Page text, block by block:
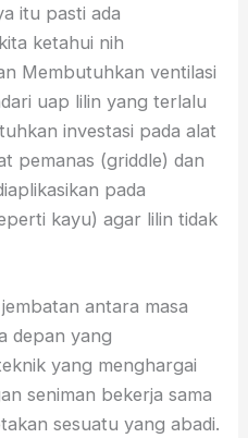
itu pasti ada
ketahui nih
Membutuhkan ventilasi
uap lilin yang terlalu
investasi pada alat
pemanas (griddle) dan
pada
kayu) agar lilin tidak
antara masa
depan yang
yang menghargai
seniman bekerja sama
sesuatu yang abadi.